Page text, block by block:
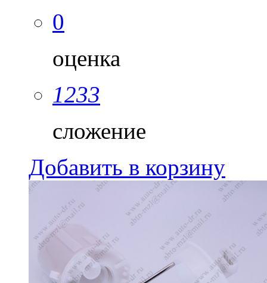
0
оценка
1233
сложение
Добавить в корзину